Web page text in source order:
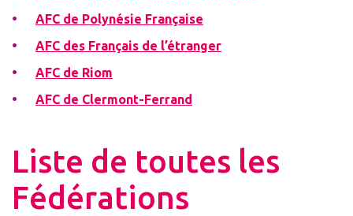
AFC de Polynésie Française
AFC des Français de l’étranger
AFC de Riom
AFC de Clermont-Ferrand
Liste de toutes les
Fédérations